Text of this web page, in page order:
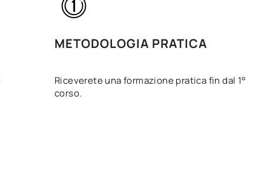
METODOLOGIA PRATICA
Riceverete una formazione pratica fin dal 1°
corso.